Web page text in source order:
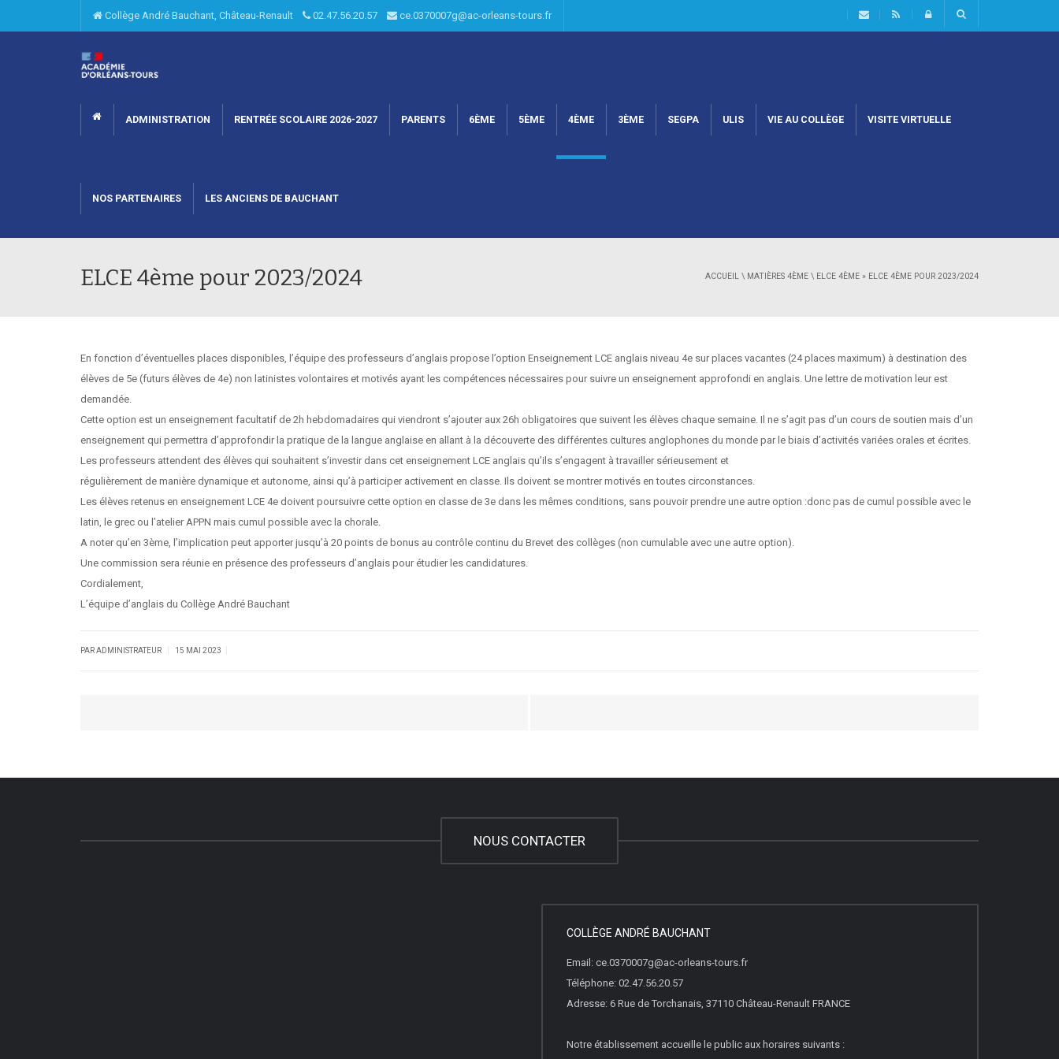
Collège André Bauchant, Château-Renault 02.47.56.20.57 ce.0370007g@ac-orleans-tours.fr
ADMINISTRATION RENTRÉE SCOLAIRE 2026-2027 PARENTS 6ÈME 5ÈME 4ÈME 3ÈME SEGPA ULIS VIE AU COLLÈGE VISITE VIRTUELLE
NOS PARTENAIRES LES ANCIENS DE BAUCHANT
ELCE 4ème pour 2023/2024 ACCUEIL \ MATIÈRES 4ÈME \ ELCE 4ÈME » ELCE 4ÈME POUR 2023/2024
En fonction d’éventuelles places disponibles, l’équipe des professeurs d’anglais propose l’option Enseignement LCE anglais niveau 4e sur places vacantes (24 places maximum) à destination des
élèves de 5e (futurs élèves de 4e) non latinistes volontaires et motivés ayant les compétences nécessaires pour suivre un enseignement approfondi en anglais. Une lettre de motivation leur est
demandée.
Cette option est un enseignement facultatif de 2h hebdomadaires qui viendront s’ajouter aux 26h obligatoires que suivent les élèves chaque semaine. Il ne s’agit pas d’un cours de soutien mais d’un
enseignement qui permettra d’approfondir la pratique de la langue anglaise en allant à la découverte des différentes cultures anglophones du monde par le biais d’activités variées orales et écrites.
Les professeurs attendent des élèves qui souhaitent s’investir dans cet enseignement LCE anglais qu’ils s’engagent à travailler sérieusement et
régulièrement de manière dynamique et autonome, ainsi qu’à participer activement en classe. Ils doivent se montrer motivés en toutes circonstances.
Les élèves retenus en enseignement LCE 4e doivent poursuivre cette option en classe de 3e dans les mêmes conditions, sans pouvoir prendre une autre option :donc pas de cumul possible avec le
latin, le grec ou l’atelier APPN mais cumul possible avec la chorale.
A noter qu’en 3ème, l’implication peut apporter jusqu’à 20 points de bonus au contrôle continu du Brevet des collèges (non cumulable avec une autre option).
Une commission sera réunie en présence des professeurs d’anglais pour étudier les candidatures.
Cordialement,
L’équipe d’anglais du Collège André Bauchant
PAR ADMINISTRATEUR 15 MAI 2023
NOUS CONTACTER
COLLÈGE ANDRÉ BAUCHANT
Email: ce.0370007g@ac-orleans-tours.fr
Téléphone: 02.47.56.20.57
Adresse: 6 Rue de Torchanais, 37110 Château-Renault FRANCE
Notre établissement accueille le public aux horaires suivants :